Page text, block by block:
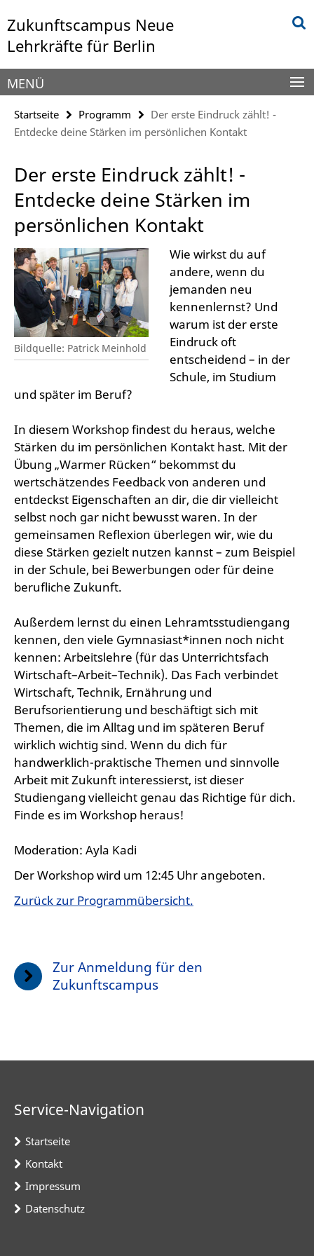
direkt
zu
Zukunftscampus Neue
Lehrkräfte für Berlin
Service-
Navigation
MENÜ
Startseite Programm
Der erste Eindruck zählt! -
Entdecke deine Stärken im persönlichen Kontakt
Der erste Eindruck zählt! -
Entdecke deine Stärken im
persönlichen Kontakt
Bildquelle: Patrick Meinhold
Wie wirkst du auf
andere, wenn du
jemanden neu
kennenlernst? Und
warum ist der erste
Eindruck oft
entscheidend – in der
Schule, im Studium
und später im Beruf?
In diesem Workshop findest du heraus, welche
Stärken du im persönlichen Kontakt hast. Mit der
Übung „Warmer Rücken“ bekommst du
wertschätzendes Feedback von anderen und
entdeckst Eigenschaften an dir, die dir vielleicht
selbst noch gar nicht bewusst waren. In der
gemeinsamen Reflexion überlegen wir, wie du
diese Stärken gezielt nutzen kannst – zum Beispiel
in der Schule, bei Bewerbungen oder für deine
berufliche Zukunft.
Außerdem lernst du einen Lehramtsstudiengang
kennen, den viele Gymnasiast*innen noch nicht
kennen: Arbeitslehre (für das Unterrichtsfach
Wirtschaft–Arbeit–Technik). Das Fach verbindet
Wirtschaft, Technik, Ernährung und
Berufsorientierung und beschäftigt sich mit
Themen, die im Alltag und im späteren Beruf
wirklich wichtig sind. Wenn du dich für
handwerklich-praktische Themen und sinnvolle
Arbeit mit Zukunft interessierst, ist dieser
Studiengang vielleicht genau das Richtige für dich.
Finde es im Workshop heraus!
Moderation: Ayla Kadi
Der Workshop wird um 12:45 Uhr angeboten.
Zurück zur Programmübersicht.
Zur Anmeldung für den
Zukunftscampus
Service-Navigation
Startseite
Kontakt
Impressum
Datenschutz